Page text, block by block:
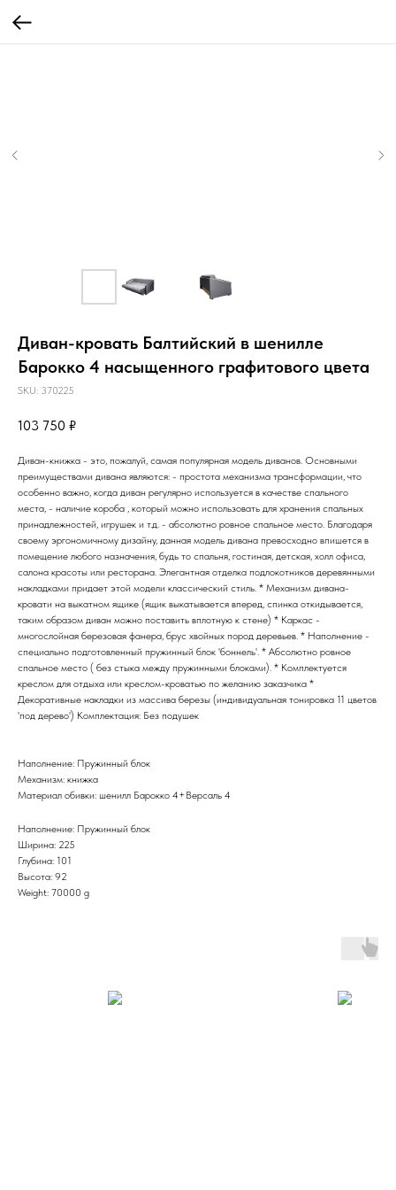
Диван-кровать Балтийский в шенилле
Барокко 4 насыщенного графитового цвета
SKU: 370225
103 750 ₽
Диван-книжка - это, пожалуй, самая популярная модель диванов. Основными
преимуществами дивана являются: - простота механизма трансформации, что
особенно важно, когда диван регулярно используется в качестве спального
места, - наличие короба , который можно использовать для хранения спальных
принадлежностей, игрушек и т.д. - абсолютно ровное спальное место. Благодаря
своему эргономичному дизайну, данная модель дивана превосходно впишется в
помещение любого назначения, будь то спальня, гостиная, детская, холл офиса,
салона красоты или ресторана. Элегантная отделка подлокотников деревянными
накладками придает этой модели классический стиль. * Механизм дивана-
кровати на выкатном ящике (ящик выкатывается вперед, спинка откидывается,
таким образом диван можно поставить вплотную к стене) * Каркас -
многослойная березовая фанера, брус хвойных пород деревьев. * Наполнение -
специально подготовленный пружинный блок 'боннель'. * Абсолютно ровное
спальное место ( без стыка между пружинными блоками). * Комплектуется
креслом для отдыха или креслом-кроватью по желанию заказчика *
Декоративные накладки из массива березы (индивидуальная тонировка 11 цветов
'под дерево') Комплектация: Без подушек
Наполнение: Пружинный блок
Механизм: книжка
Материал обивки: шенилл Барокко 4+Версаль 4
Наполнение: Пружинный блок
Ширина: 225
Глубина: 101
Высота: 92
Weight: 70000 g